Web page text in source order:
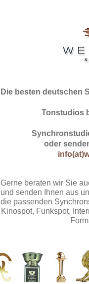
Die besten deutschen
Tonstudios
oder
Gerne beraten wir Sie
und senden Ihnen aus
die passenden
Kinospot, Funkspot,